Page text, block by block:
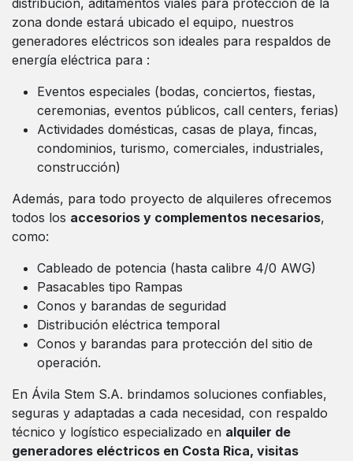
distribución, aditamentos viales para protección de la
zona donde estará ubicado el equipo, nuestros
generadores eléctricos son ideales para respaldos de
energía eléctrica para :
Eventos especiales (bodas, conciertos, fiestas,
ceremonias, eventos públicos, call centers, ferias)
Actividades domésticas, casas de playa, fincas,
condominios, turismo, comerciales, industriales,
construcción)
Además, para todo proyecto de alquileres ofrecemos
todos los accesorios y complementos necesarios,
como:
Cableado de potencia (hasta calibre 4/0 AWG)
Pasacables tipo Rampas
Conos y barandas de seguridad
Distribución eléctrica temporal
Conos y barandas para protección del sitio de
operación.
En Ávila Stem S.A. brindamos soluciones confiables,
seguras y adaptadas a cada necesidad, con respaldo
técnico y logístico especializado en alquiler de
generadores eléctricos en Costa Rica, visitas